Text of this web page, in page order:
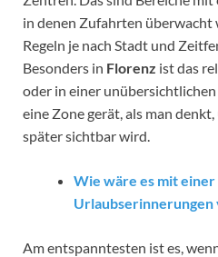
in denen Zufahrten überwacht
Regeln je nach Stadt und
Besonders in Florenz ist das
oder in einer
eine Zone gerät, als man
später sichtbar wird.
Wie wäre es mit
Urlaubserinnerungen
Am entspanntesten ist es,